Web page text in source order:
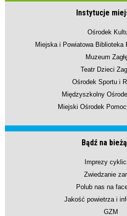
Instytucje
Ośrodek
Miejska i Powiatowa Biblioteka
Muzeum
Teatr Dzieci
Ośrodek Sportu i
Międzyszkolny
Miejski Ośrodek
Bądź na
Imprezy
Zwiedzanie
Polub nas na
Jakość powietrza i
GZM